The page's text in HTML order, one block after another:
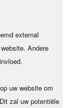
external
Andere
uw website om
zal uw potentiële